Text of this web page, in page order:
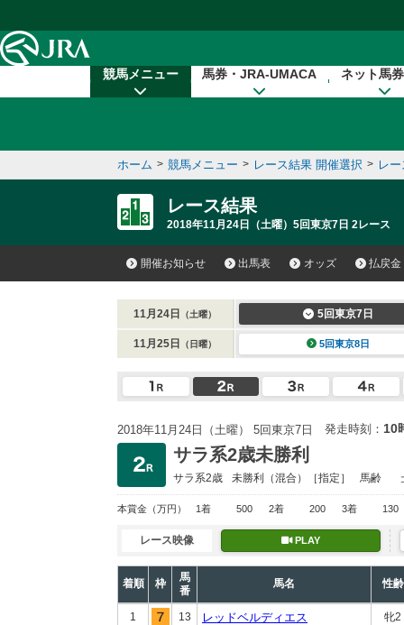
競馬メニュー 馬券・JRA-UMACA ネット馬
ホーム > 競馬メニュー > レース結果 開催選択 > レ
レース結果
2018年11月24日（土曜）5回東京7日 2レース
開催お知らせ 出馬表 オッズ 払戻金
11月24日 （土曜） 5回東京7日
11月25日 （日曜） 5回東京8日
2018年11月24日（土曜） 5回東京7日 発走時刻： 10
サラ系2歳未勝利
サラ系2歳 未勝利 （混合）［指定］ 馬齢
本賞金 （万円） 1着 500 2着 200 3着 130
レース映像 PLAY
着順 枠
馬
番
馬名 性齢
1 13 レッドベルディエス 牝2